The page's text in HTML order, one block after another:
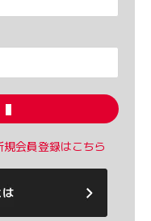
規会員登録はこちら